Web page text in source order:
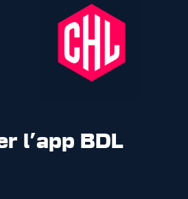
l'app BDL